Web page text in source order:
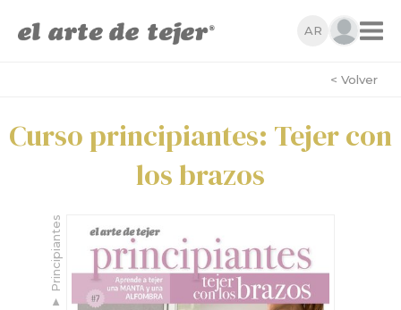
AR
< Volver
Curso principiantes: Tejer con
los brazos
▼
Principiantes